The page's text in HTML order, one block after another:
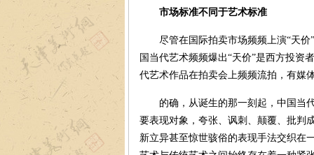
市场标准不同于艺术标准
尽管在国际拍卖市场频频上演“天价”
国当代艺术频频爆出“天价”是西方投资
代艺术作品在拍卖会上频频流拍，有媒
的确，从诞生的那一刻起，中国当代
要表现对象，夸张、讽刺、颠覆、批判
新立异甚至惊世骇俗的表现手法交织在